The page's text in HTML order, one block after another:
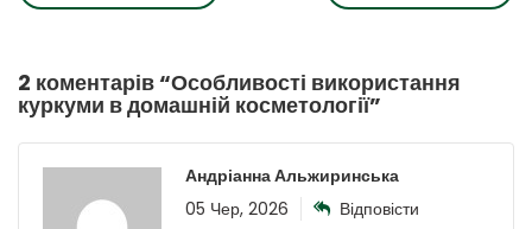
2 коментарів “Особливості використання
куркуми в домашній косметології”
Андріанна Альжиринська
05 Чер, 2026
Відповісти